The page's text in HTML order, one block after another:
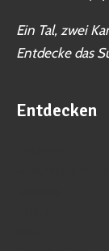
Ein Tal, zwei
Entdecke das
Entdecken